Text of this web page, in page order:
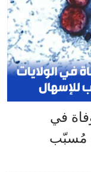
في
مُسبّب